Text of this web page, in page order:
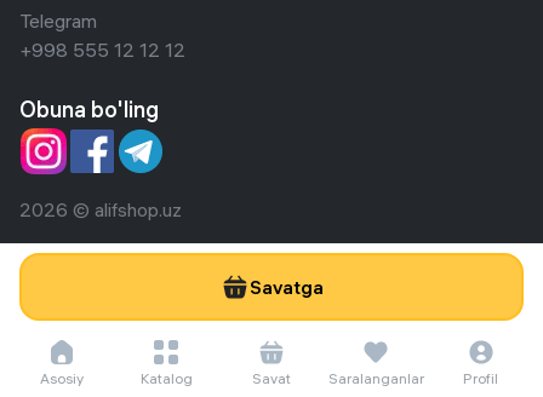
Savatga
Telegram
+998 555 12 12 12
Obuna bo'ling
2026 © alifshop.uz
Asosiy Katalog Savat Saralanganlar Profil